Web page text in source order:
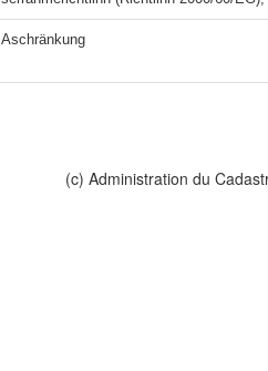
Aschränkung
(c) Administration du